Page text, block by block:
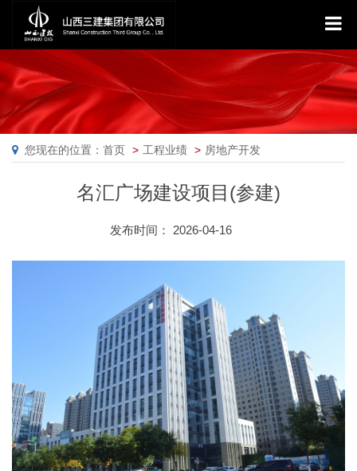
您现在的位置：首页 工程业绩 房地产开发
名汇广场建设项目(参建)
发布时间： 2026-04-16